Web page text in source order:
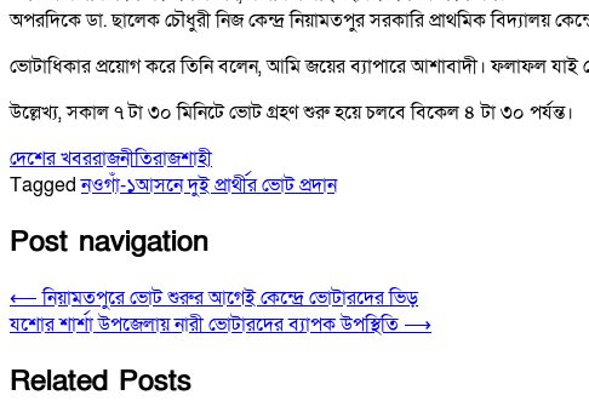
অপরদিকে ডা. ছালেক চৌধুরী নিজ কেন্দ্র নিয়ামতপুর সরকারি প্রাথমিক বিদ্যালয়
ভোটাধিকার প্রয়োগ করে তিনি বলেন, আমি জয়ের ব্যাপারে আশাবাদী। ফলাফল যাই
উল্লেখ্য, সকাল ৭ টা ৩০ মিনিটে ভোট গ্রহণ শুরু হয়ে চলবে বিকেল ৪ টা ৩০ পর্যন্ত।
দেশের খবররাজনীতিরাজশাহী
Taggedনওগাঁ-১আসনে দুই প্রার্থীর ভোট প্রদান
Post navigation
⟵ নিয়ামতপুরে ভোট শুরুর আগেই কেন্দ্রে ভোটারদের ভিড়
যশোর শার্শা উপজেলায় নারী ভোটারদের ব্যাপক উপস্থিতি ⟶
Related Posts